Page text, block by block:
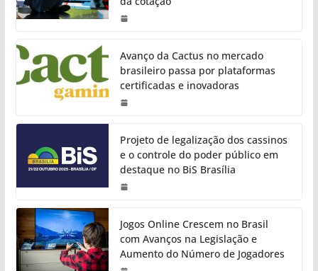
Avanço da Cactus no mercado
brasileiro passa por plataformas
certificadas e inovadoras
Projeto de legalização dos cassinos
e o controle do poder público em
destaque no BiS Brasília
Jogos Online Crescem no Brasil
com Avanços na Legislação e
Aumento do Número de Jogadores